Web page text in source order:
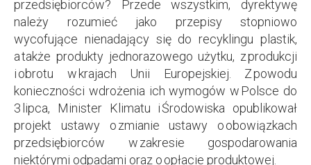
przedsiębiorców? Przede wszystkim, dyrektywę
należy rozumieć jako przepisy stopniowo
wycofujące nienadający się do recyklingu plastik,
a także produkty jednorazowego użytku, z produkcji
i obrotu w krajach Unii Europejskiej. Z powodu
konieczności wdrożenia ich wymogów w Polsce do
3 lipca, Minister Klimatu i Środowiska opublikował
projekt ustawy o zmianie ustawy o obowiązkach
przedsiębiorców w zakresie gospodarowania
niektórymi odpadami oraz o opłacie produktowej.